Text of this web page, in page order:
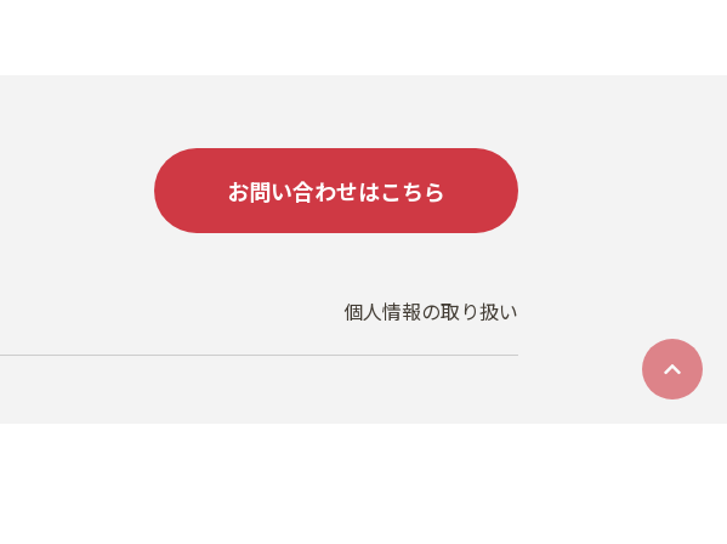
お問い合わせはこちら
個人情報の取り扱い